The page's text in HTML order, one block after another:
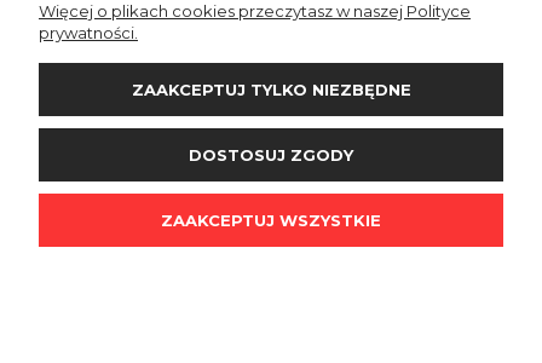
O NAS
POKAŻ PEŁNĄ WERSJĘ STRONY
Sklep internetowy Shoper.pl
Więcej o plikach cookies przeczytasz w naszej Polityce
prywatności.
ZAAKCEPTUJ TYLKO NIEZBĘDNE
DOSTOSUJ ZGODY
ZAAKCEPTUJ WSZYSTKIE